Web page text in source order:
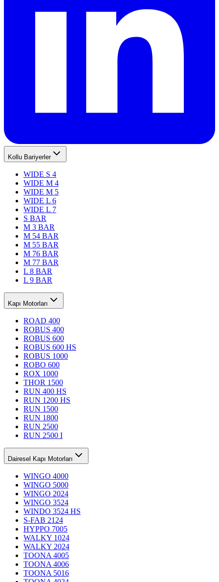
Kollu Bariyerler
WIDE S 4
WIDE M 4
WIDE M 5
WIDE L 6
WIDE L 7
S BAR
M 3 BAR
M 54 BAR
M 55 BAR
M 76 BAR
M 77 BAR
L 8 BAR
L 9 BAR
Kapı Motorları
ROAD 400
ROBUS 400
ROBUS 600
ROBUS 600 HS
ROBUS 1000
ROBO 600
ROX 1000
THOR 1500
RUN 400 HS
RUN 1200 HS
RUN 1500
RUN 1800
RUN 2500
RUN 2500 I
Dairesel Kapı Motorları
WINGO 4000
WINGO 5000
WINGO 2024
WINGO 3524
WINDO 3524 HS
S-FAB 2124
HYPPO 7005
WALKY 1024
WALKY 2024
TOONA 4005
TOONA 4006
TOONA 5016